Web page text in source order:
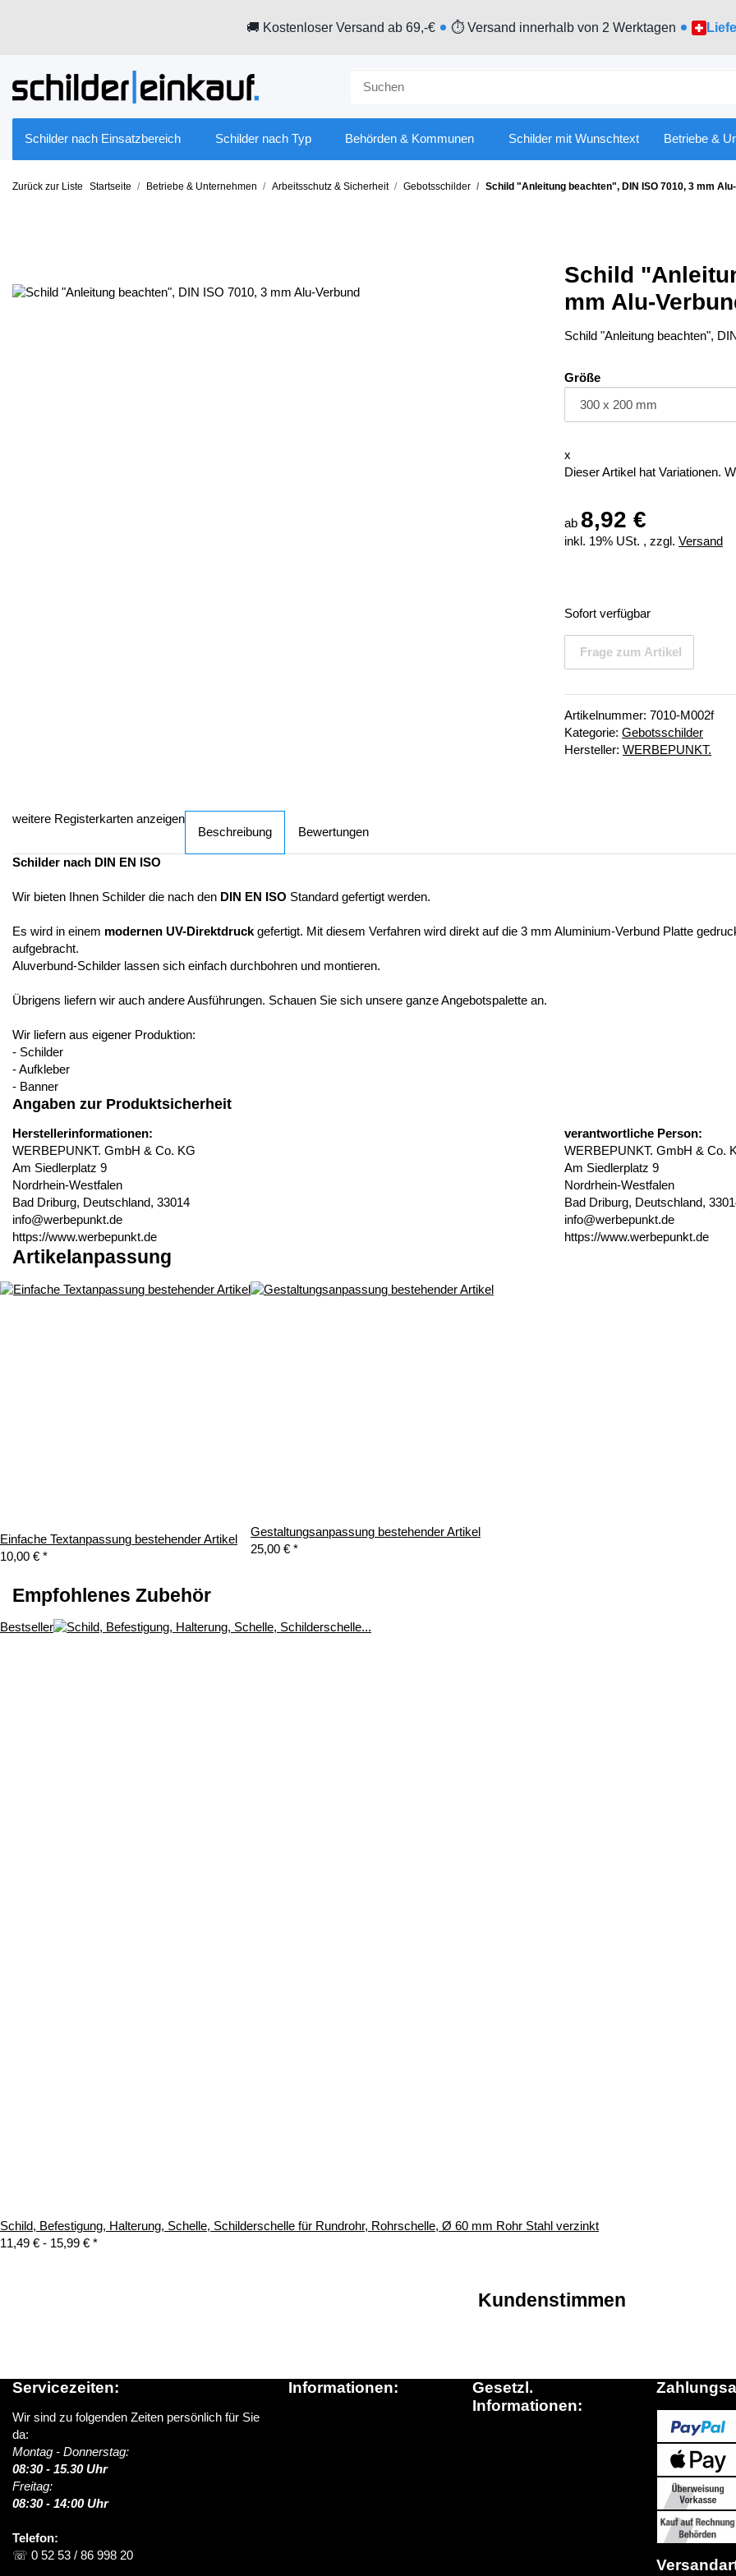
🚚 Kostenloser Versand ab 69,-€ ⏱ Versand innerhalb von 2 Werktagen
Schilder nach Einsatzbereich Schilder nach Typ Behörden & Kommunen Schilder mit Wunschtext Betriebe &
Zurück zur Liste Startseite Betriebe & Unternehmen Arbeitsschutz & Sicherheit Gebotsschilder Schild "Anleitung beachten", DIN ISO 7010, 3 mm
Schild
mm Alu-
Schild "Anleitung beachten",
Größe
x
Dieser Artikel hat Variationen.
ab 8,92 €
inkl. 19% USt. , zzgl. Versand
Sofort verfügbar
Frage zum Artikel
Artikelnummer: 7010-M002f
Kategorie: Gebotsschilder
Hersteller: WERBEPUNKT.
weitere Registerkarten anzeigen
Beschreibung
Bewertungen
Schilder nach DIN EN ISO
Wir bieten Ihnen Schilder die nach den DIN EN ISO Standard gefertigt werden.
Es wird in einem modernen UV-Direktdruck gefertigt. Mit diesem Verfahren wird direkt auf die 3 mm Aluminium-Verbund Platte
aufgebracht.
Aluverbund-Schilder lassen sich einfach durchbohren und montieren.
Übrigens liefern wir auch andere Ausführungen. Schauen Sie sich unsere ganze Angebotspalette an.
Wir liefern aus eigener Produktion:
- Schilder
- Aufkleber
- Banner
Angaben zur Produktsicherheit
Herstellerinformationen:
WERBEPUNKT. GmbH & Co. KG
Am Siedlerplatz 9
Nordrhein-Westfalen
Bad Driburg, Deutschland, 33014
info@werbepunkt.de
https://www.werbepunkt.de
verantwortliche Person:
WERBEPUNKT. GmbH & Co.
Am Siedlerplatz 9
Nordrhein-Westfalen
Bad Driburg, Deutschland,
info@werbepunkt.de
https://www.werbepunkt.de
Artikelanpassung
Einfache Textanpassung bestehender Artikel
10,00 € *
Gestaltungsanpassung bestehender Artikel
25,00 € *
Empfohlenes Zubehör
Bestseller
Schild, Befestigung, Halterung, Schelle, Schilderschelle für Rundrohr, Rohrschelle, Ø 60 mm Rohr Stahl verzinkt
11,49 € - 15,99 € *
Kundenstimmen
Servicezeiten:
Wir sind zu folgenden Zeiten persönlich für Sie
da:
Montag - Donnerstag:
08:30 - 15.30 Uhr
Freitag:
08:30 - 14:00 Uhr
Telefon:
☏ 0 52 53 / 86 998 20
Informationen:
Gesetzl.
Informationen: